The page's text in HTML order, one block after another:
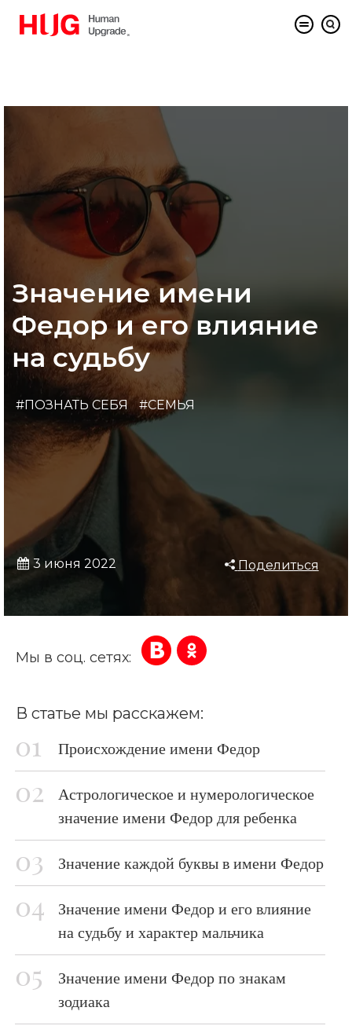
Значение имени
Федор и его влияние
на судьбу
#ПОЗНАТЬ СЕБЯ #СЕМЬЯ
3 июня 2022 Поделиться
Мы в соц. сетях:
В статье мы расскажем:
Происхождение имени Федор
Астрологическое и нумерологическое
значение имени Федор для ребенка
Значение каждой буквы в имени Федор
Значение имени Федор и его влияние
на судьбу и характер мальчика
Значение имени Федор по знакам
зодиака